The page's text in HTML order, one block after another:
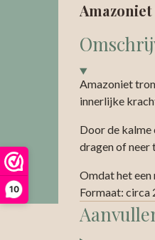
10
Amazoniet
innerlijke
Door de kalme
dragen of neer
Omdat het een
Formaat: circa